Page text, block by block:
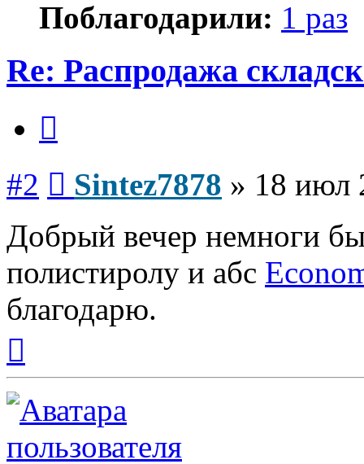
Поблагодарили: 1 раз
Re: Распродажа
#2 Sintez7878 » 18 июл
Добрый вечер немноги
полистиролу и абс
благодарю.
началу